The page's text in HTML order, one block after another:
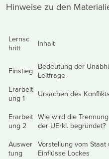
Hinweise zu den
Lernsc
hritt
Inhalt
Einstieg Bedeutung der
Leitfrage
Erarbeit
ung 1
Ursachen des
Erarbeit
ung 2
Wie wird die
der UErkl. begründet?
Auswer
tung
Vorstellung vom
Einflüsse Lockes